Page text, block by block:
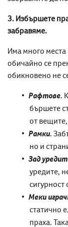
3. Избършете
забравяме.
Има много места
обичайно се
обикновено не
Рафтове.
бършете
от
Рамки.
но и
Зад
уредите,
сигурност
Меки
статично
праха.